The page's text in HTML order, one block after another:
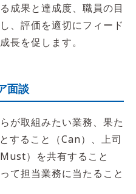
成果と達成度、職員の目
、評価を適切にフィード
長を促します。
面談
が取組みたい業務、果た
すること（Can）、上司
）を共有すること
て担当業務に当たること